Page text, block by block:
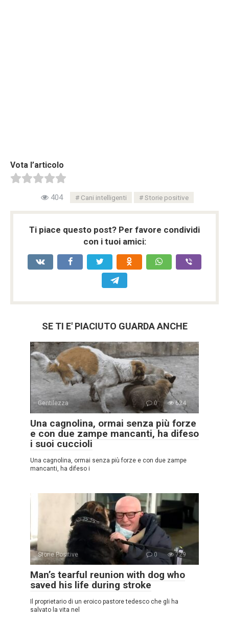
Vota l’articolo
404 Cani intelligenti Storie positive
Ti piace questo post? Per favore condividi
con i tuoi amici:
SE TI E' PIACIUTO GUARDA ANCHE
Gentilezza 0 624
Una cagnolina, ormai senza più forze
e con due zampe mancanti, ha difeso
i suoi cuccioli
Una cagnolina, ormai senza più forze e con due zampe
mancanti, ha difeso i
Storie Positive 0 729
Man’s tearful reunion with dog who
saved his life during stroke
Il proprietario di un eroico pastore tedesco che gli ha
salvato la vita nel